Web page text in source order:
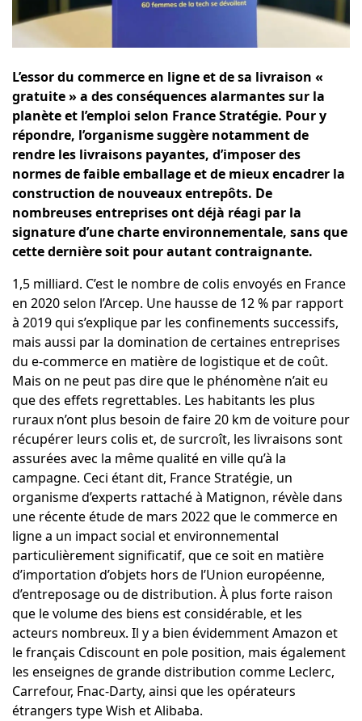
L’essor du commerce en ligne et de sa livraison «
gratuite » a des conséquences alarmantes sur la
planète et l’emploi selon France Stratégie. Pour y
répondre, l’organisme suggère notamment de
rendre les livraisons payantes, d’imposer des
normes de faible emballage et de mieux encadrer la
construction de nouveaux entrepôts. De
nombreuses entreprises ont déjà réagi par la
signature d’une charte environnementale, sans que
cette dernière soit pour autant contraignante.
1,5 milliard. C’est le nombre de colis envoyés en France
en 2020 selon l’Arcep. Une hausse de 12 % par rapport
à 2019 qui s’explique par les confinements successifs,
mais aussi par la domination de certaines entreprises
du e-commerce en matière de logistique et de coût.
Mais on ne peut pas dire que le phénomène n’ait eu
que des effets regrettables. Les habitants les plus
ruraux n’ont plus besoin de faire 20 km de voiture pour
récupérer leurs colis et, de surcroît, les livraisons sont
assurées avec la même qualité en ville qu’à la
campagne. Ceci étant dit, France Stratégie, un
organisme d’experts rattaché à Matignon, révèle dans
une récente étude de mars 2022 que le commerce en
ligne a un impact social et environnemental
particulièrement significatif, que ce soit en matière
d’importation d’objets hors de l’Union européenne,
d’entreposage ou de distribution. À plus forte raison
que le volume des biens est considérable, et les
acteurs nombreux. Il y a bien évidemment Amazon et
le français Cdiscount en pole position, mais également
les enseignes de grande distribution comme Leclerc,
Carrefour, Fnac-Darty, ainsi que les opérateurs
étrangers type Wish et Alibaba.